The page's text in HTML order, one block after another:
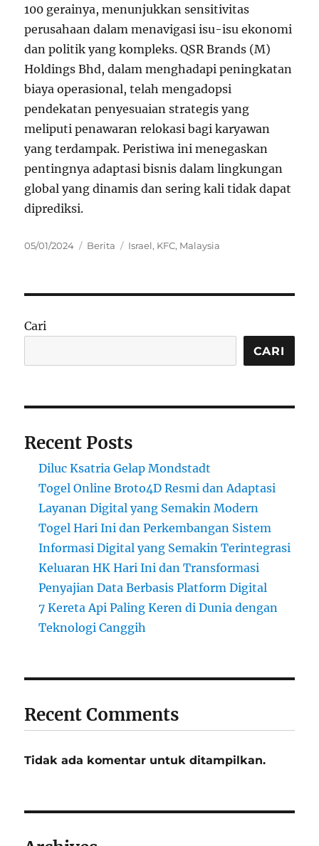
100 gerainya, menunjukkan sensitivitas
perusahaan dalam menavigasi isu-isu ekonomi
dan politik yang kompleks. QSR Brands (M)
Holdings Bhd, dalam menghadapi peningkatan
biaya operasional, telah mengadopsi
pendekatan penyesuaian strategis yang
meliputi penawaran relokasi bagi karyawan
yang terdampak. Peristiwa ini menegaskan
pentingnya adaptasi bisnis dalam lingkungan
global yang dinamis dan sering kali tidak dapat
diprediksi.
Posted
05/01/2024 Categories
Berita Tags
Israel, KFC, Malaysia
Cari
CARI
Recent Posts
Diluc Ksatria Gelap Mondstadt
Togel Online Broto4D Resmi dan Adaptasi
Layanan Digital yang Semakin Modern
Togel Hari Ini dan Perkembangan Sistem
Informasi Digital yang Semakin Terintegrasi
Keluaran HK Hari Ini dan Transformasi
Penyajian Data Berbasis Platform Digital
7 Kereta Api Paling Keren di Dunia dengan
Teknologi Canggih
Recent Comments
Tidak ada komentar untuk ditampilkan.